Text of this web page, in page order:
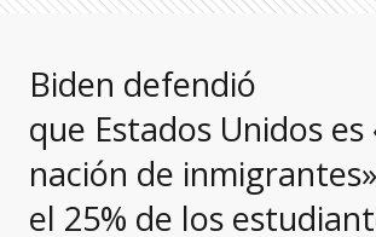
Biden defendió
que Estados Unidos es
nación de
el 25% de los